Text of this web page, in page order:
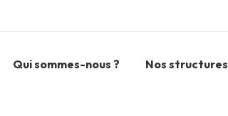
Qui sommes-nous ? Nos structures